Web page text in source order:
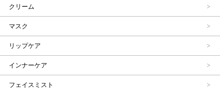
クリーム
マスク
リップケア
インナーケア
フェイスミスト